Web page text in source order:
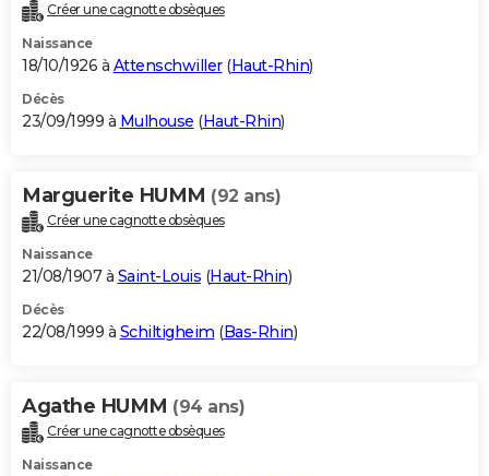
Créer une cagnotte obsèques
Naissance
18/10/1926 à Attenschwiller(Haut-Rhin)
Décès
23/09/1999 à Mulhouse (Haut-Rhin)
Marguerite HUMM (92 ans)
Créer une cagnotte obsèques
Naissance
21/08/1907 à Saint-Louis (Haut-Rhin)
Décès
22/08/1999 à Schiltigheim (Bas-Rhin)
Agathe HUMM (94 ans)
Créer une cagnotte obsèques
Naissance